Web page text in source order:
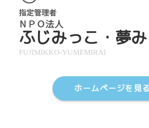
ふじみっこ・夢
FUJIMIKKO-YUMEMIRAI
ホームページを見る